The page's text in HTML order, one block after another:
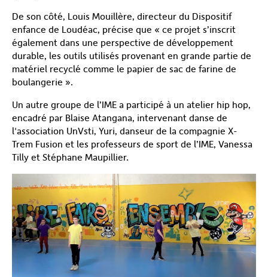
De son côté, Louis Mouillère, directeur du Dispositif
enfance de Loudéac, précise que « ce projet s’inscrit
également dans une perspective de développement
durable, les outils utilisés provenant en grande partie de
matériel recyclé comme le papier de sac de farine de
boulangerie ».
Un autre groupe de l’IME a participé à un atelier hip hop,
encadré par Blaise Atangana, intervenant danse de
l'association UnVsti, Yuri, danseur de la compagnie X-
Trem Fusion et les professeurs de sport de l’IME, Vanessa
Tilly et Stéphane Maupillier.